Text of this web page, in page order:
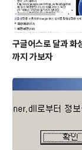
구글어스로 달과 화
까지 가보자